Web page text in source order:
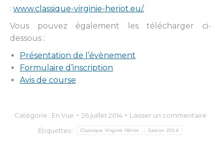
: www.classique-virginie-heriot.eu/.
Vous pouvez également les télécharger ci-
dessous :
Présentation de l’évènement
Formulaire d’inscription
Avis de course
Catégorie : En Vue 26 juillet 2014
Laisser un commentaire
Étiquettes :
Classique Virginie Hériot Saison 2014